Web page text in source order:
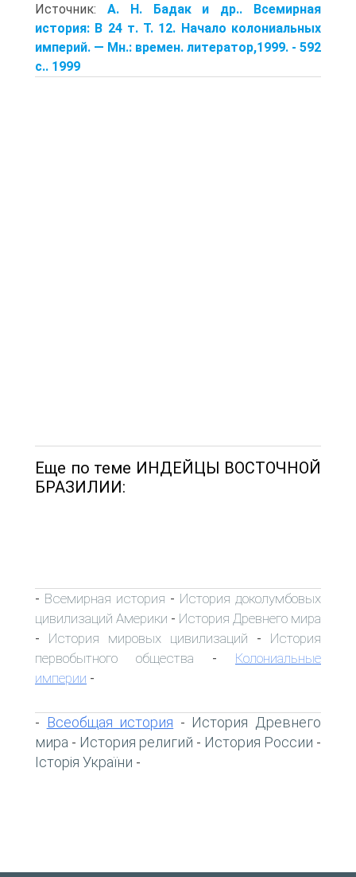
Источник: А. Н. Бадак и др.. Всемирная
история: В 24 т. Т. 12. Начало коло­ниальных
империй. — Мн.: времен. литератор,1999. - 592
с.. 1999
Еще по теме ИНДЕЙЦЫ ВОСТОЧНОЙ
БРАЗИЛИИ:
- Всемирная история - История доколумбовых
цивилизаций Америки - История Древнего мира
- История мировых цивилизаций - История
первобытного общества - Колониальные
империи -
- Всеобщая история - История Древнего
мира - История религий - История России -
Історія України -